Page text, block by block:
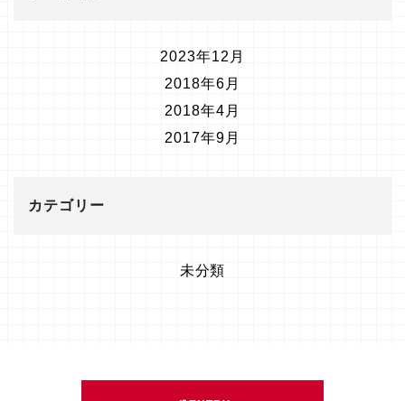
2023年12月
2018年6月
2018年4月
2017年9月
カテゴリー
未分類